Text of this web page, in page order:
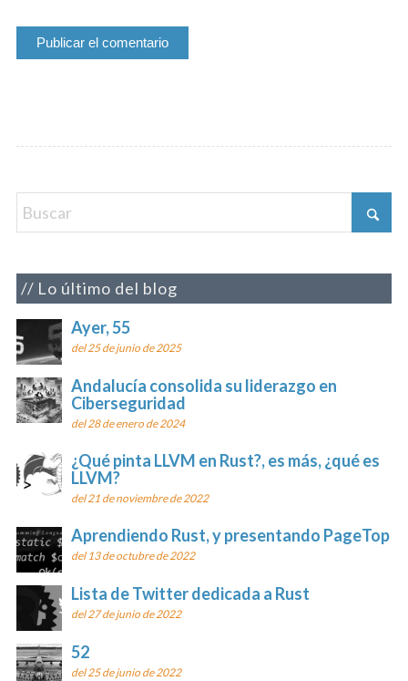
Lo último del blog
Ayer, 55
del 25 de junio de 2025
Andalucía consolida su liderazgo en
Ciberseguridad
del 28 de enero de 2024
¿Qué pinta LLVM en Rust?, es más, ¿qué es
LLVM?
del 21 de noviembre de 2022
Aprendiendo Rust, y presentando PageTop
del 13 de octubre de 2022
Lista de Twitter dedicada a Rust
del 27 de junio de 2022
52
del 25 de junio de 2022